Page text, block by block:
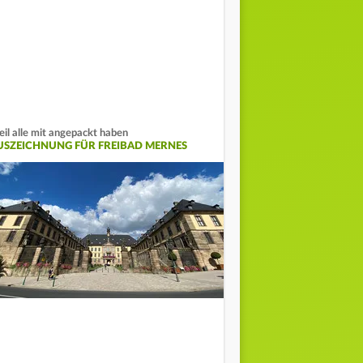
alle mit angepackt haben
FÜR FREIBAD MERNES